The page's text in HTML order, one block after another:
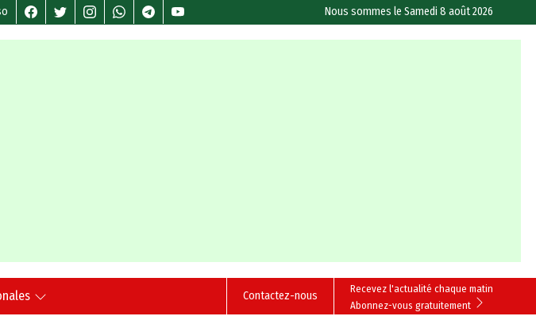
Nous sommes leSamedi 8 août 2026
Recevez l'actualité chaque matin
Abonnez-vous gratuitement
Contactez-nous